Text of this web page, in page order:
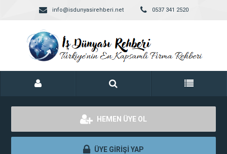
info@isdunyasirehberi.net 0537 341 2520
HEMEN ÜYE OL
ÜYE GİRİŞİ YAP